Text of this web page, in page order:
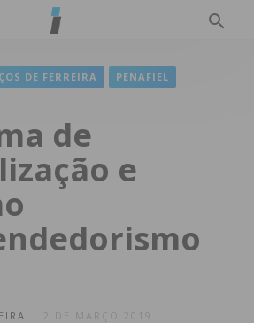
DE FERREIRA
PENAFIEL
de
e
2 DE MARÇO 2019